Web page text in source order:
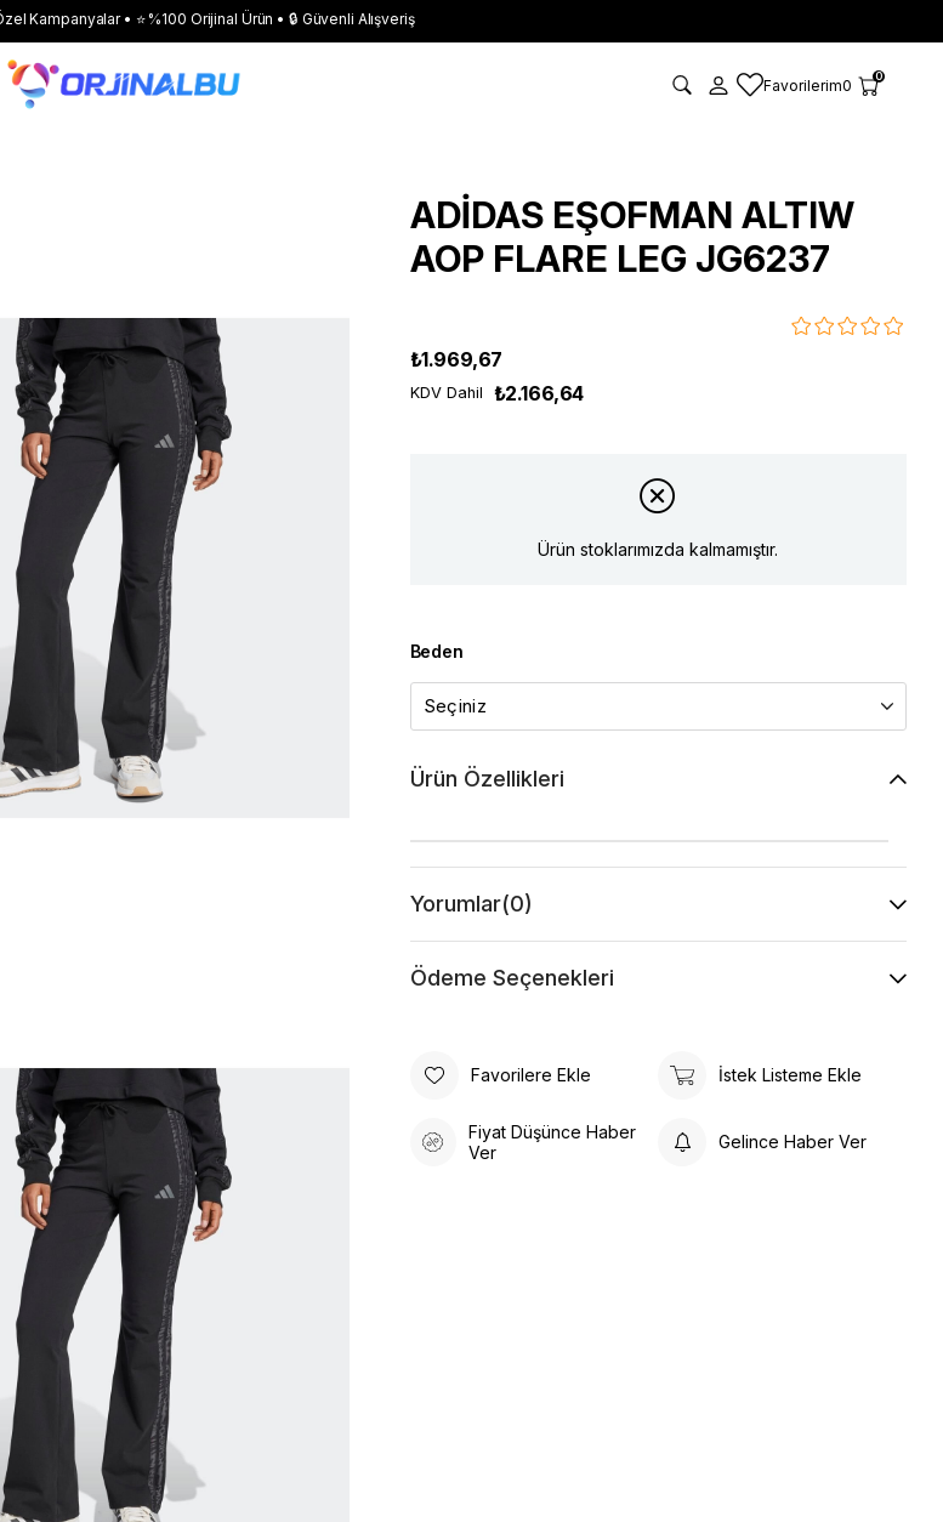
Kampanyalar • ⭐ %100 Orijinal Ürün • 🔒 Güvenli Alışveriş
Favorilerim0 0
ADİDAS EŞOFMAN ALTIW
AOP FLARE LEG JG6237
₺1.969,67
KDV Dahil ₺2.166,64
Ürün stoklarımızda kalmamıştır.
Beden
Ürün Özellikleri
Yorumlar(0)
Ödeme Seçenekleri
Favorilere Ekle İstek Listeme Ekle
Fiyat Düşünce Haber
Ver
Gelince Haber Ver